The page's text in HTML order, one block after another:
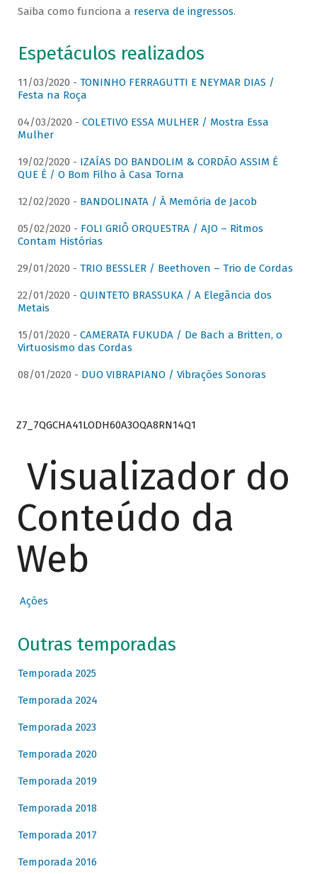
Saiba como funciona a reserva de ingressos.
Espetáculos realizados
11/03/2020 - TONINHO FERRAGUTTI E NEYMAR DIAS /
Festa na Roça
04/03/2020 - COLETIVO ESSA MULHER / Mostra Essa
Mulher
19/02/2020 - IZAÍAS DO BANDOLIM & CORDÃO ASSIM É
QUE É / O Bom Filho à Casa Torna
12/02/2020 - BANDOLINATA / À Memória de Jacob
05/02/2020 - FOLI GRIÔ ORQUESTRA / AJO – Ritmos
Contam Histórias
29/01/2020 - TRIO BESSLER / Beethoven – Trio de Cordas
22/01/2020 - QUINTETO BRASSUKA / A Elegância dos
Metais
15/01/2020 - CAMERATA FUKUDA / De Bach a Britten, o
Virtuosismo das Cordas
08/01/2020 - DUO VIBRAPIANO / Vibrações Sonoras
Z7_7QGCHA41LODH60A3OQA8RN14Q1
Visualizador do
Conteúdo da
Web
Ações
Outras temporadas
Temporada 2025
Temporada 2024
Temporada 2023
Temporada 2020
Temporada 2019
Temporada 2018
Temporada 2017
Temporada 2016